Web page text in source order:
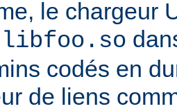
le chargeur
libfoo.so
codés en
de liens